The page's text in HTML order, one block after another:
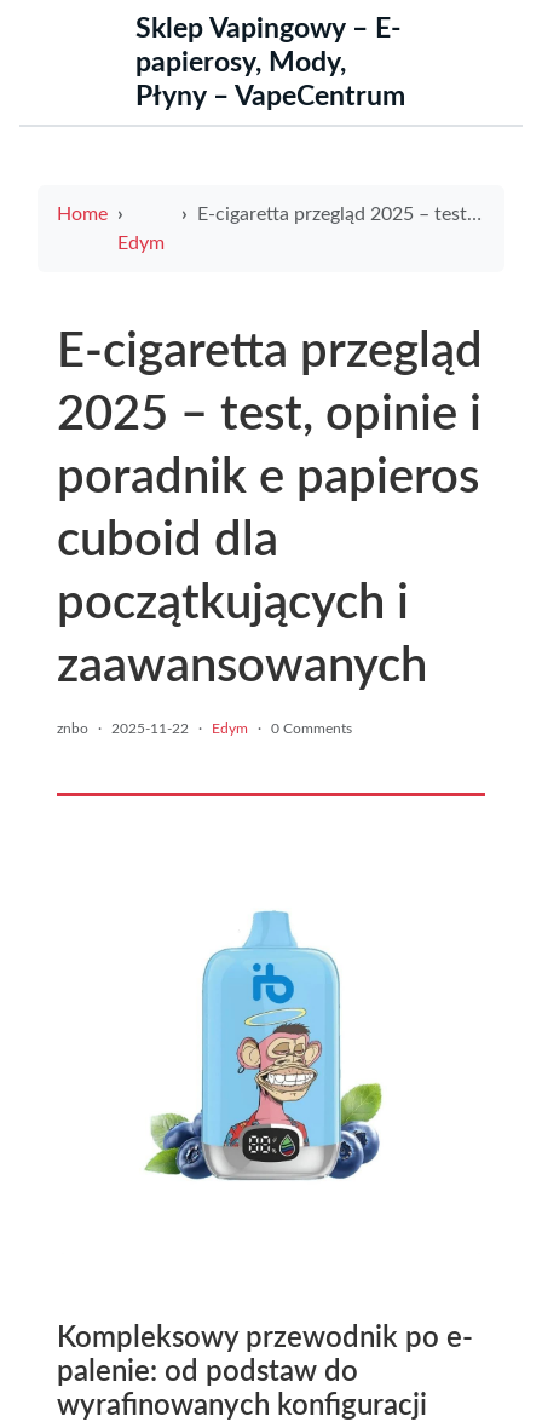
Sklep Vapingowy – E-
papierosy, Mody,
Płyny – VapeCentrum
Home
Edym
E-cigaretta przegląd 2025 – test, opinie i poradnik e papieros cuboid dla początkujących i zaawansowanych
E-cigaretta przegląd
2025 – test, opinie i
poradnik e papieros
cuboid dla
początkujących i
zaawansowanych
znbo · 2025-11-22 · Edym · 0 Comments
Kompleksowy przewodnik po e-
palenie: od podstaw do
wyrafinowanych konfiguracji